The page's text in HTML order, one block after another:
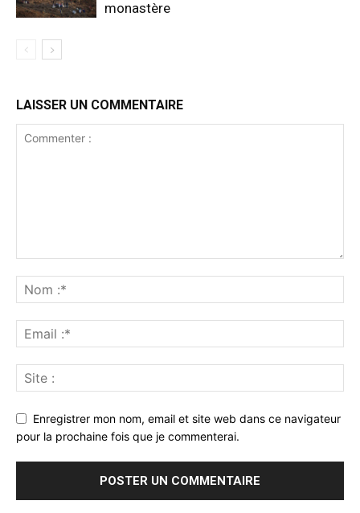
monastère
LAISSER UN COMMENTAIRE
Enregistrer mon nom, email et site web dans ce navigateur
pour la prochaine fois que je commenterai.